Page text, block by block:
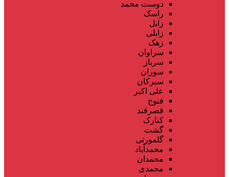
دوست محمد
راسک
زابل
زابلی
زهک
سراوان
سرباز
سوران
سیرکان
علی اکبر
فنوج
قصرقند
کنارک
گشت
گلمورتی
محمدآباد
محمدان
محمدی